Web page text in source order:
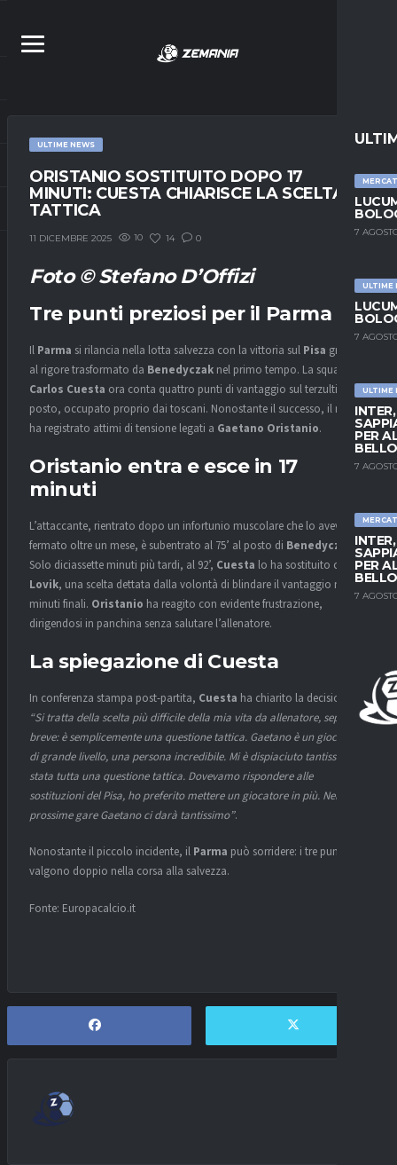
7
ULTIME
7
ULTIME
PER
7
PER
7
ULTIME NEWS
ORISTANIO SOSTITUITO DOPO 17
MINUTI: CUESTA CHIARISCE LA SCELTA
TATTICA
11 DICEMBRE 2025 10 14 0
Foto © Stefano D’Offizi
Tre punti preziosi per il Parma
Il Parma si rilancia nella lotta salvezza con la vittoria sul Pisa grazie
al rigore trasformato da Benedyczak nel primo tempo. La squadra di
Carlos Cuesta ora conta quattro punti di vantaggio sul terzultimo
posto, occupato proprio dai toscani. Nonostante il successo, il match
ha registrato attimi di tensione legati a Gaetano Oristanio.
Oristanio entra e esce in 17
minuti
L’attaccante, rientrato dopo un infortunio muscolare che lo aveva
fermato oltre un mese, è subentrato al 75’ al posto di Benedyczak
Solo diciassette minuti più tardi, al 92’, Cuesta lo ha sostituito con
Lovik, una scelta dettata dalla volontà di blindare il vantaggio nei
minuti finali. Oristanio ha reagito con evidente frustrazione,
dirigendosi in panchina senza salutare l’allenatore.
La spiegazione di Cuesta
In conferenza stampa post-partita, Cuesta ha chiarito la decisione:
“Si tratta della scelta più difficile della mia vita da allenatore, seppur
breve: è semplicemente una questione tattica. Gaetano è un giocatore
di grande livello, una persona incredibile. Mi è dispiaciuto tantissimo, è
stata tutta una questione tattica. Dovevamo rispondere alle
sostituzioni del Pisa, ho preferito mettere un giocatore in più. Nelle
prossime gare Gaetano ci darà tantissimo”.
Nonostante il piccolo incidente, il Parma può sorridere: i tre punti
valgono doppio nella corsa alla salvezza.
Fonte: Europacalcio.it